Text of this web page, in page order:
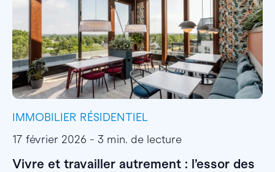
IMMOBILIER RÉSIDENTIEL
17 février 2026 - 3 min. de lecture
Vivre et travailler autrement : l’essor des